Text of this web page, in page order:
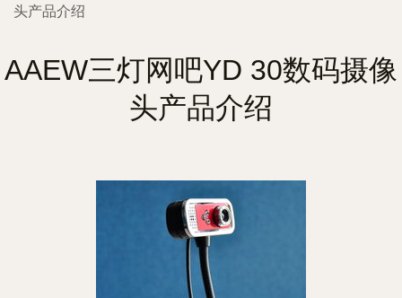
头产品介绍
AAEW三灯网吧YD 30数码摄像
头产品介绍